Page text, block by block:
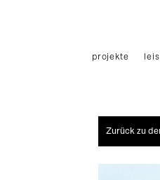
Haupmenü
projekte
Zurück zu